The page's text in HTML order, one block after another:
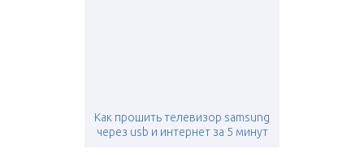
Как прошить телевизор samsung
через usb и интернет за 5 минут